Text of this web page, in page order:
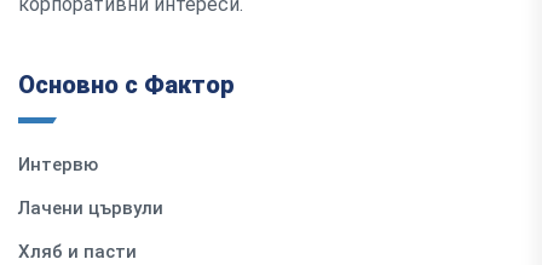
Основно с Фактор
Интервю
Лачени цървули
Хляб и пасти